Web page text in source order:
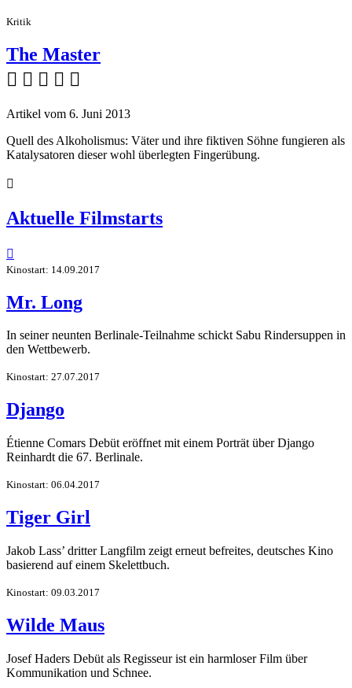
Kritik
The Master
    
Artikel vom 6. Juni 2013
Quell des Alkoholismus: Väter und ihre fiktiven Söhne fungieren als
Katalysatoren dieser wohl überlegten Fingerübung.

Aktuelle Filmstarts

Kinostart: 14.09.2017
Mr. Long
In seiner neunten Berlinale-Teilnahme schickt Sabu Rindersuppen in
den Wettbewerb.
Kinostart: 27.07.2017
Django
Étienne Comars Debüt eröffnet mit einem Porträt über Django
Reinhardt die 67. Berlinale.
Kinostart: 06.04.2017
Tiger Girl
Jakob Lass’ dritter Langfilm zeigt erneut befreites, deutsches Kino
basierend auf einem Skelettbuch.
Kinostart: 09.03.2017
Wilde Maus
Josef Haders Debüt als Regisseur ist ein harmloser Film über
Kommunikation und Schnee.